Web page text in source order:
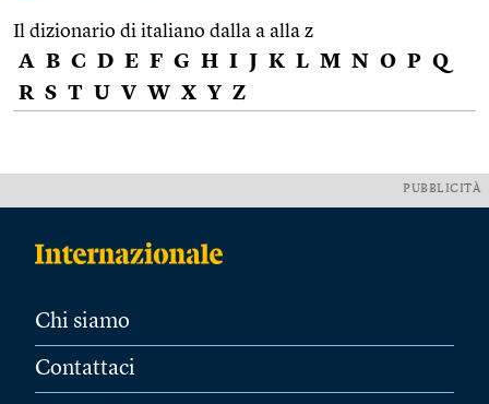
Il dizionario di italiano dalla a alla z
A B C D E F G H I J K L M N O P Q
R S T U V W X Y Z
PUBBLICITÀ
Chi siamo
Contattaci